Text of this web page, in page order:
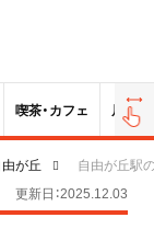
喫茶・カフェ 居酒屋
が丘
自由が丘駅
更新日：2025.12.03